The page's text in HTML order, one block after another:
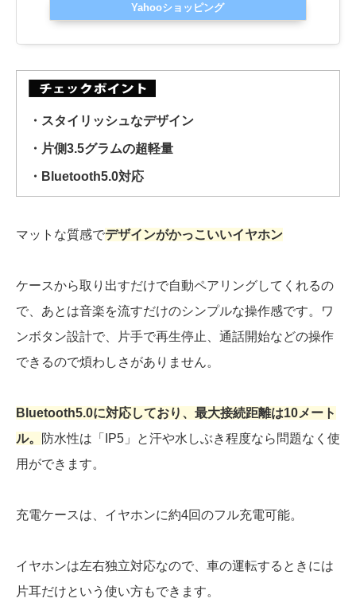
Yahooショッピング
・スタイリッシュなデザイン
・片側3.5グラムの超軽量
・Bluetooth5.0対応
マットな質感でデザインがかっこいいイヤホン
ケースから取り出すだけで自動ペアリングしてくれるの
で、あとは音楽を流すだけのシンプルな操作感です。ワ
ンボタン設計で、片手で再生停止、通話開始などの操作
できるので煩わしさがありません。
Bluetooth5.0に対応しており、最大接続距離は10メート
ル。
防水性は「IP5」と汗や水しぶき程度なら問題なく使
用ができます。
充電ケースは、イヤホンに約4回のフル充電可能。
イヤホンは左右独立対応なので、車の運転するときには
片耳だけという使い方もできます。